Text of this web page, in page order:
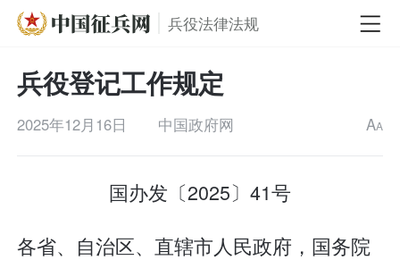
兵役法律法规
兵役登记工作规定
2025年12月16日 中国政府网 AA
国办发〔2025〕41号
各省、自治区、直辖市人民政府，国务院